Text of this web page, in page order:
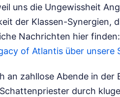
uns die Ungewissheit
der Klassen-Synergien,
Nachrichten hier finden:
of Atlantis über
an zahllose Abende in der
durch